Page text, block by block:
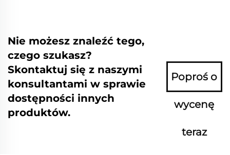
Nie możesz znaleźć tego,
czego szukasz?
Skontaktuj się z naszymi
konsultantami w sprawie
dostępności innych
produktów.
Poproś o
wycenę
teraz